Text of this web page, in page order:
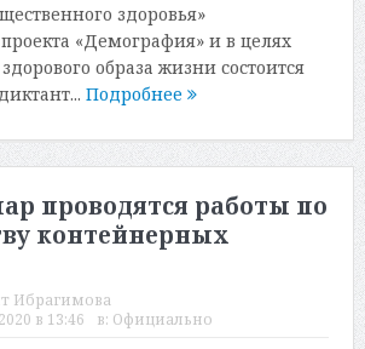
здоровья»
«Демография» и в целях
образа жизни состоится
Подробнее
проводятся работы по
контейнерных
Ибрагимова
в 13:46 в: Официально